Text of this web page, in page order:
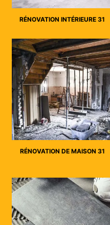
RÉNOVATION INTÉRIEURE 31
RÉNOVATION DE MAISON 31